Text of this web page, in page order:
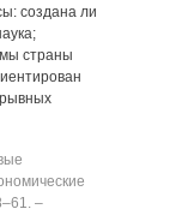
создана ли
страны
‒